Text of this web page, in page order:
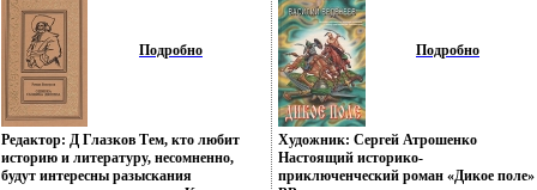
инфо 8187x.
Подробно
Редактор: Д Глазков Тем, кто любит
историю и литературу, несомненно,
будут интересны разыскания
Суперобложка, 392 стр Тираж: 30000
экз Формат: 70x108/32 (~130х165 мм)
инфо 8194x.
Подробно
Художник: Сергей Атрошенко
Настоящий историко-
приключенческий роман «Дикое поле»